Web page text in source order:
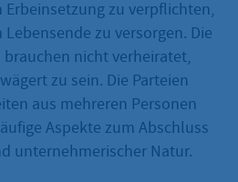
zu verpflichten,
zu versorgen. Die
nicht verheiratet,
zu sein. Die Parteien
aus mehreren Personen
Aspekte zum Abschluss
unternehmerischer Natur.